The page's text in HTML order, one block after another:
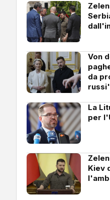
Von
da
russi'
La
per
Kiev